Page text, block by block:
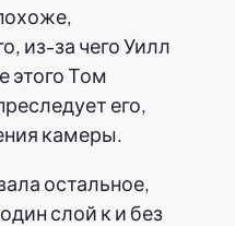
из-за чего Уилл
этого Том
его,
камеры.
остальное,
слой к и без